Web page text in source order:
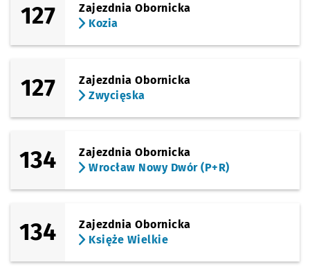
127
Zajezdnia Obornicka
Kozia
127
Zajezdnia Obornicka
Zwycięska
134
Zajezdnia Obornicka
Wrocław Nowy Dwór (P+R)
134
Zajezdnia Obornicka
Księże Wielkie